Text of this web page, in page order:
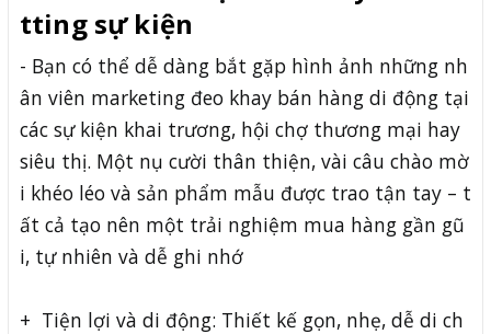
tting sự kiện
- Bạn có thể dễ dàng bắt gặp hình ảnh những nh
ân viên marketing đeo khay bán hàng di động tại
các sự kiện khai trương, hội chợ thương mại hay
siêu thị. Một nụ cười thân thiện, vài câu chào mờ
i khéo léo và sản phẩm mẫu được trao tận tay – t
ất cả tạo nên một trải nghiệm mua hàng gần gũ
i, tự nhiên và dễ ghi nhớ
+ Tiện lợi và di động: Thiết kế gọn, nhẹ, dễ di ch